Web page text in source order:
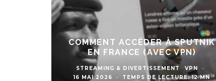
COMMENT ACCÉDER À SPUTNIK
EN FRANCE (AVEC VPN)
STREAMING & DIVERTISSEMENT VPN
·
16 MAI 2026
· TEMPS DE LECTURE: 12 MN